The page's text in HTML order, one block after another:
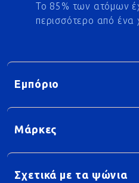
Το 85% των ατόμων
περισσότερο από ένα
Εμπόριο
Μάρκες
Σχετικά με τα ψώνια